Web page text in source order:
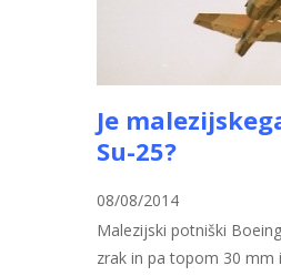
Je
Su-25?
08/08/2014
Malezijski potniški
zrak in pa topom 30 mm